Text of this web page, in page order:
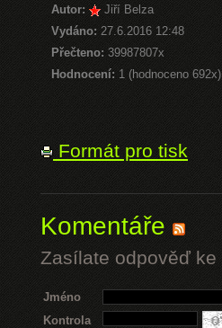
Autor:
Jiří Belza
Vydáno: 27.6.2016 12:48
Přečteno:39987807x
Hodnocení: 1 (hodnoceno 692x)
Formát pro tisk
Komentáře
Zasílate odpověď
Jméno
Kontrola